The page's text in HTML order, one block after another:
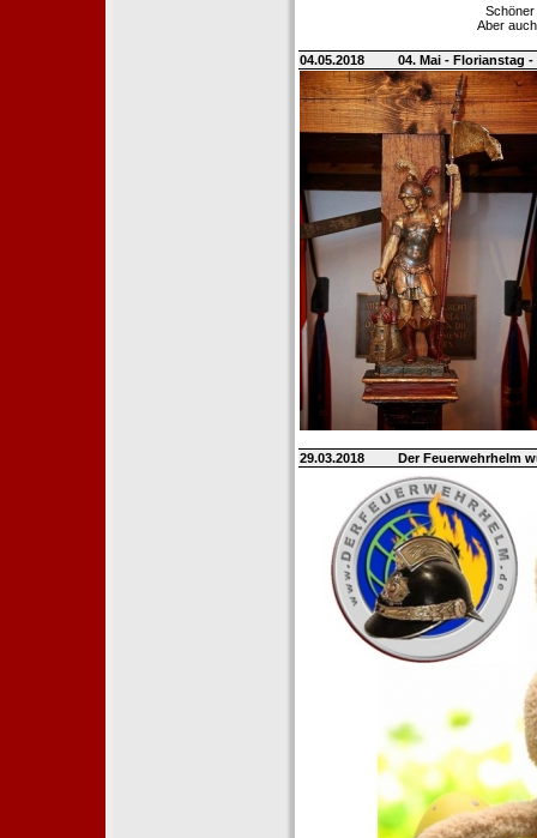
Schöner
Aber
04.05.2018 04. Mai - Florianstag
29.03.2018 Der Feuerwehrhelm